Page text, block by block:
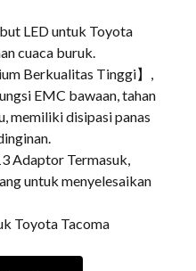
LED untuk Toyota
cuaca buruk.
Berkualitas Tinggi】,
EMC bawaan, tahan
memiliki disipasi panas
Adaptor Termasuk,
untuk menyelesaikan
Toyota Tacoma